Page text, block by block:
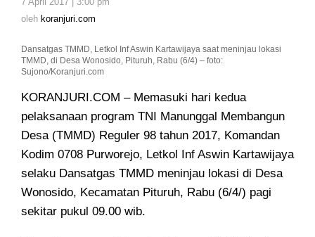
oleh koranjuri.com
Dansatgas TMMD, Letkol Inf Aswin Kartawijaya saat meninjau lokasi
TMMD, di Desa Wonosido, Pituruh, Rabu (6/4) – foto:
Sujono/Koranjuri.com
KORANJURI.COM – Memasuki hari kedua
pelaksanaan program TNI Manunggal Membangun
Desa (TMMD) Reguler 98 tahun 2017, Komandan
Kodim 0708 Purworejo, Letkol Inf Aswin Kartawijaya
selaku Dansatgas TMMD meninjau lokasi di Desa
Wonosido, Kecamatan Pituruh, Rabu (6/4/) pagi
sekitar pukul 09.00 wib.